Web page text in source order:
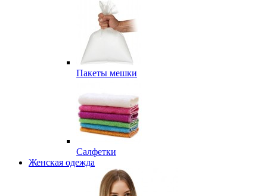
Пакеты мешки
Салфетки
Женская одежда